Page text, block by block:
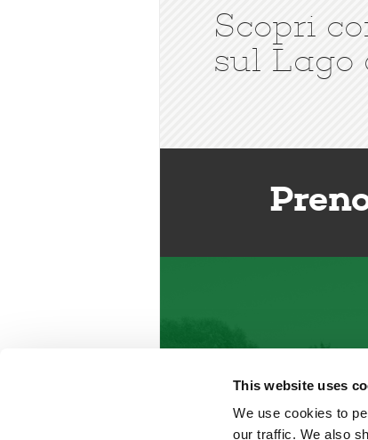
This website uses
We use cookies to
our traffic. We also
Scopri
sul Lago